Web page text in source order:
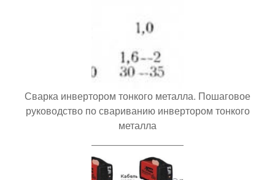
Сварка инвертором тонкого металла. Пошаговое
руководство по свариванию инвертором тонкого
металла